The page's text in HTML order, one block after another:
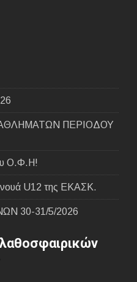
ΠΕΡΙΟΔΟΥ
Ο.Φ.Η!
U12 της ΕΚΑΣΚ.
30-31/5/2026